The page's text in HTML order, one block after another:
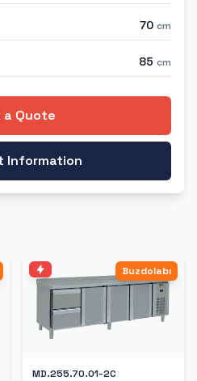
70 cm
85 cm
a Quote
Information
Buzdolabı
MD.255.70.01-2C